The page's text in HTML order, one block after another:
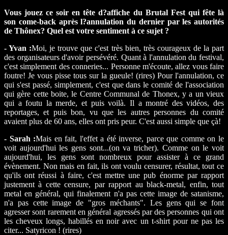
Vous jouez ce soir en tête d?affiche du Brutal Fest qui fête là
son come-back après l?annulation du dernier par les autorités
de Thônex? Quel est votre sentiment à ce sujet ?
- Yvan :Moi, je trouve que c'est très bien, très courageux de la part
des organisateurs d'avoir persévéré. Quant à l'annulation du festival,
c'est simplement des conneries... Personne m'écoute, allez vous faire
foutre! Je vous pisse tous sur la gueule! (rires) Pour l'annulation, ce
qui s'est passé, simplement, c'est que dans le comité de l'association
qui gère cette boite, le Centre Communal de Thonex, y a un vieux
qui a foutu la merde, et puis voilà. Il a montré des vidéos, des
reportages, et puis bon, vu que les autres personnes du comité
avaient plus de 60 ans, elles ont pris peur. C'est aussi simple que çà!
- Sarah :Mais en fait, l'effet a été inverse, parce que comme on le
voit aujourd'hui les gens sont...(on va tricher). Comme on le voit
aujourd'hui, les gens sont nombreux pour assister à ce grand
évènement. Non mais en fait, ils ont voulu censurer, résultat, tout ce
qu'ils ont réussi à faire, c'est mettre une pub énorme par rapport
justement à cette censure, par rapport au black-metal, enfin, tout
metal en général, qui finalement n'a pas cette image de satanisme,
n'a pas cette image de "gros méchants". Les gens qui se font
agresser sont rarement en général agressés par des personnes qui ont
les cheveux longs, habillés en noir avec un t-shirt pour ne pas les
citer... Satyricon ! (rires)